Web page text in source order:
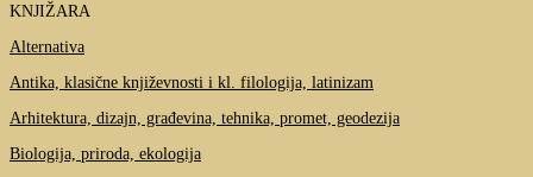
KNJIŽARA
Alternativa
Antika, klasične književnosti i kl. filologija, latinizam
Arhitektura, dizajn, građevina, tehnika, promet, geodezija
Biologija, priroda, ekologija